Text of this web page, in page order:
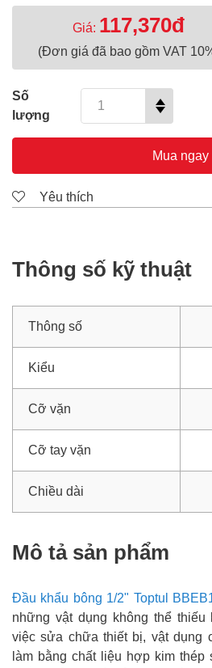
Giá: 117,370đ
(Đơn giá đã bao gồm VAT
Số
lượng
Mua ngay
Yêu thích
Thông số kỹ thuật
Thông số
Kiểu
Cỡ vặn
Cỡ tay vặn
Chiều dài
Mô tả sản phẩm
Đầu khẩu bông 1/2" Toptul
những vật dụng không thể
việc sửa chữa thiết bị, vật dụng
làm bằng chất liệu hợp kim thép